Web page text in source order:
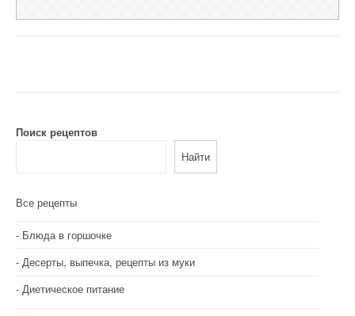
Поиск рецептов
Найти
Все рецепты
Блюда в горшочке
Десерты, выпечка, рецепты из муки
Диетическое питание